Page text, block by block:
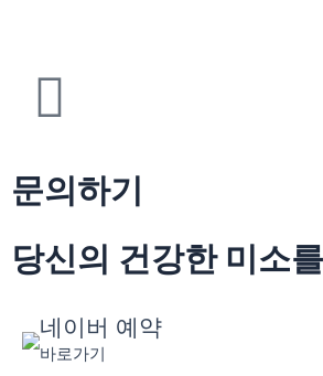
기문의하기
당신의 건강한 미소
네이버 예약
바로가기